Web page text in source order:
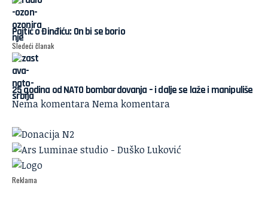
Pajtić o Đinđiću: On bi se borio
Sledeći članak
25 godina od NATO bombardovanja – i dalje se laže i manipuliše
Nema komentaraNema komentara
Reklama